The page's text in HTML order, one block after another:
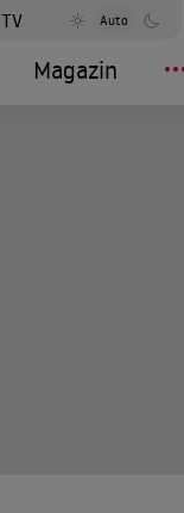
Auto
Magazin